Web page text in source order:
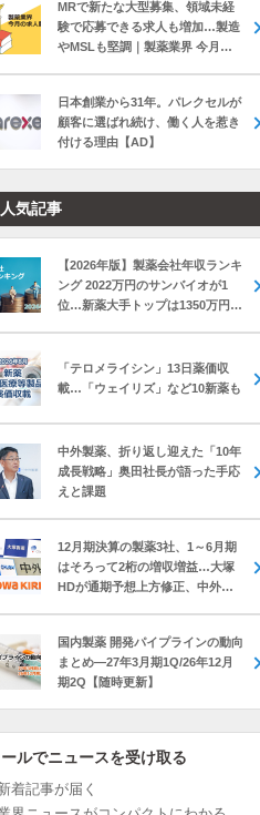
MRで新たな大型募集、領域未経
験で応募できる求人も増加…製造
やMSLも堅調｜製薬業界 今月の
日本創業から31年。パレクセルが
顧客に選ばれ続け、働く人を惹き
付ける理由【AD】
人気記事
【2026年版】製薬会社年収ランキ
ング 2022万円のサンバイオが1
位…新薬大手トップは1350万円の
「テロメライシン」13日薬価収
載…「ウェイリズ」など10新薬も
中外製薬、折り返し迎えた「10年
成長戦略」奥田社長が語った手応
えと課題
12月期決算の製薬3社、1～6月期
はそろって2桁の増収増益…大塚
HDが通期予想上方修正、中外も
国内製薬 開発パイプラインの動向
まとめ―27年3月期1Q/26年12月
期2Q【随時更新】
ールでニュースを受け取る
着記事が届く